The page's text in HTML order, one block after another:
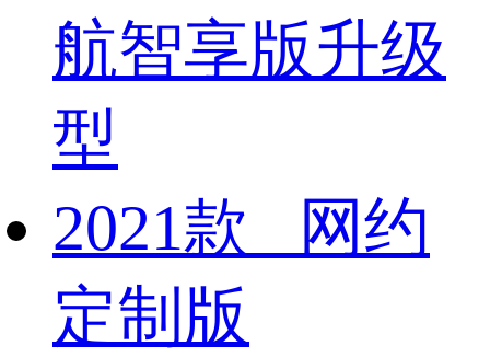
航智享版升级
型
2021款 网约
定制版